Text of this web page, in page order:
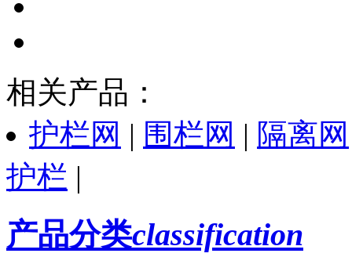
相关产品：
护栏网 | 围栏网 | 隔离网
护栏 |
产品分类classification